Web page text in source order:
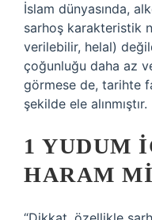
İslam dünyasında,
sarhoş karakteristik
verilebilir, helal)
çoğunluğu daha az
görmese de, tarihte
şekilde ele alınmıştır.
1 YUDUM
HARAM